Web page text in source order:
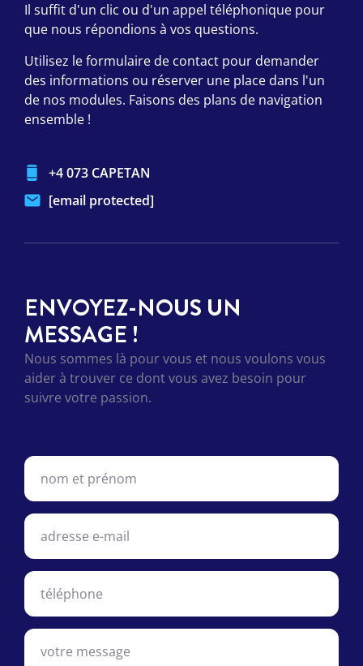
Il suffit d'un clic ou d'un appel téléphonique pour
que nous répondions à vos questions.
Utilisez le formulaire de contact pour demander
des informations ou réserver une place dans l'un
de nos modules. Faisons des plans de navigation
ensemble !
+4 073 CAPETAN
[email protected]
ENVOYEZ-NOUS UN
MESSAGE !
Nous sommes là pour vous et nous voulons vous
aider à trouver ce dont vous avez besoin pour
suivre votre passion.